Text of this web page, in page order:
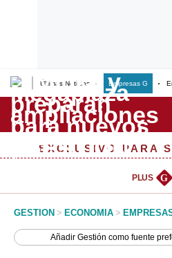
Últimas Noticias Empresas G
Lo último
Peru Quiosco
Management & Empleo
EXCLUSIVO PARA
PLUS G
GESTION > ECONOMIA >
AñadirGestión como fuente